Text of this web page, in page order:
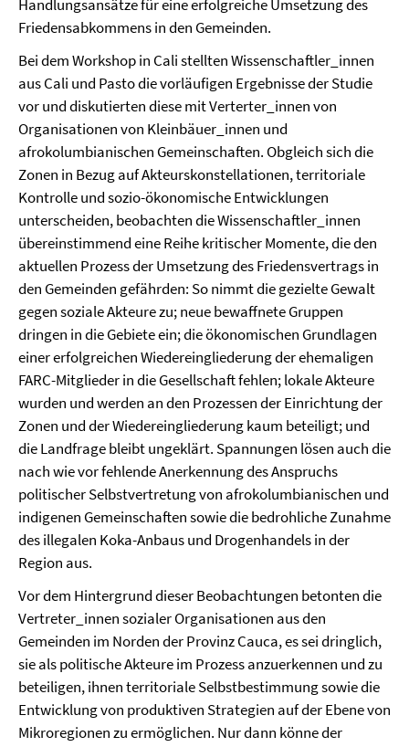
Handlungsansätze für eine erfolgreiche Umsetzung des
Friedensabkommens in den Gemeinden.
Bei dem Workshop in Cali stellten Wissenschaftler_innen
aus Cali und Pasto die vorläufigen Ergebnisse der Studie
vor und diskutierten diese mit Verterter_innen von
Organisationen von Kleinbäuer_innen und
afrokolumbianischen Gemeinschaften. Obgleich sich die
Zonen in Bezug auf Akteurskonstellationen, territoriale
Kontrolle und sozio-ökonomische Entwicklungen
unterscheiden, beobachten die Wissenschaftler_innen
übereinstimmend eine Reihe kritischer Momente, die den
aktuellen Prozess der Umsetzung des Friedensvertrags in
den Gemeinden gefährden: So nimmt die gezielte Gewalt
gegen soziale Akteure zu; neue bewaffnete Gruppen
dringen in die Gebiete ein; die ökonomischen Grundlagen
einer erfolgreichen Wiedereingliederung der ehemaligen
FARC-Mitglieder in die Gesellschaft fehlen; lokale Akteure
wurden und werden an den Prozessen der Einrichtung der
Zonen und der Wiedereingliederung kaum beteiligt; und
die Landfrage bleibt ungeklärt. Spannungen lösen auch die
nach wie vor fehlende Anerkennung des Anspruchs
politischer Selbstvertretung von afrokolumbianischen und
indigenen Gemeinschaften sowie die bedrohliche Zunahme
des illegalen Koka-Anbaus und Drogenhandels in der
Region aus.
Vor dem Hintergrund dieser Beobachtungen betonten die
Vertreter_innen sozialer Organisationen aus den
Gemeinden im Norden der Provinz Cauca, es sei dringlich,
sie als politische Akteure im Prozess anzuerkennen und zu
beteiligen, ihnen territoriale Selbstbestimmung sowie die
Entwicklung von produktiven Strategien auf der Ebene von
Mikroregionen zu ermöglichen. Nur dann könne der